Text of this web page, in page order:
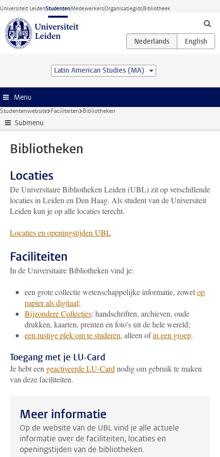
Ga direct naar de inhoud
Universiteit LeidenStudentenMedewerkersOrganisatiegidsBibliotheek
Latin American Studies (MA)
Menu
Studentenwebsite Faciliteiten Bibliotheken
Submenu
Bibliotheken
Locaties
De Universitaire Bibliotheken Leiden (UBL) zit op verschillende
locaties in Leiden en Den Haag. Als student van de Universiteit
Leiden kun je op alle locaties terecht.
Locaties en openingstijden UBL
Faciliteiten
In de Universitaire Bibliotheken vind je:
een grote collectie wetenschappelijke informatie, zowel op
papier als digitaal;
Bijzondere Collecties: handschriften, archieven, oude
drukken, kaarten, prenten en foto's uit de hele wereld;
een rustige plek om te studeren, alleen ofin een groep.
Toegang met je LU-Card
Je hebt een geactiveerde LU-Card nodig om gebruik te maken
van deze faciliteiten.
Meer informatie
Op de website van de UBL vind je alle actuele
informatie over de faciliteiten, locaties en
openingstijden van de bibliotheken.